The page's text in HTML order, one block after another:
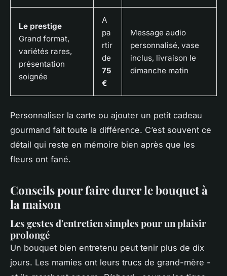
Le prestige
Grand format,
variétés rares,
présentation
soignée
A
pa
rtir
de
75
€
Message audio
personnalisé, vase
inclus, livraison le
dimanche matin
Personnaliser la carte ou ajouter un petit cadeau
gourmand fait toute la différence. C’est souvent ce
détail qui reste en mémoire bien après que les
fleurs ont fané.
Conseils pour faire durer le bouquet à
la maison
Les gestes d'entretien simples pour un plaisir
prolongé
Un bouquet bien entretenu peut tenir plus de dix
jours. Les mamies ont leurs trucs de grand-mère -